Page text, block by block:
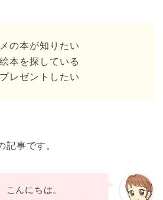
の本が知りたい
本を探している
レゼントしたい
記事です。
こんにちは。